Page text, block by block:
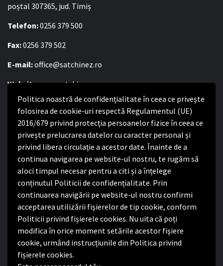
Politica noastră de confidențialitate în ceea ce privește
folosirea de cookie-uri respectă Regulamentul (UE)
2016/679 privind protecția persoanelor fizice în ceea ce
privește prelucrarea datelor cu caracter personal și
privind libera circulație a acestor date. Înainte de a
continua navigarea pe website-ul nostru, te rugăm să
aloci timpul necesar pentru a citi și a înțelege
conținutul Politicii de confidențialitate. Prin
continuarea navigării pe website-ul nostru confirmi
acceptarea utilizării fişierelor de tip cookie, conform
Politicii privind fișierele cookies. Nu uita că poți
modifica în orice moment setările acestor fişiere
cookie, urmând instrucțiunile din Politica privind
fișierele cookies.
poștal 307365, jud. Timiș
Telefon:0256 379 500
Fax:0256 379 502
E-mail:office@satchinez.ro
Website:www.satchinez.ro
Program cu publicul:
Luni – Joi:8:00-16:30
Vineri:8:00 – 14:00
Politica de confidențialitate
Politica de confidențialitate
Nota de informare privind implementarea Regulamentului
(UE) 2016/679
Termeni și condiții de utilizare website